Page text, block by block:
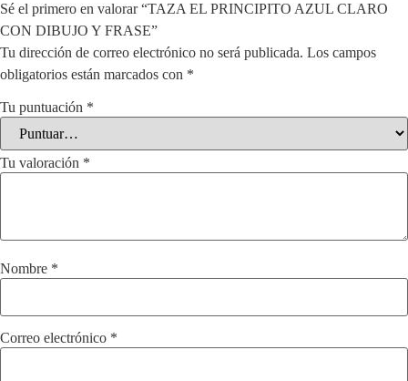
Sé el primero en valorar “TAZA EL PRINCIPITO AZUL CLARO
CON DIBUJO Y FRASE”
Tu dirección de correo electrónico no será publicada. Los campos
obligatorios están marcados con *
Tu puntuación *
Tu valoración *
Nombre *
Correo electrónico *